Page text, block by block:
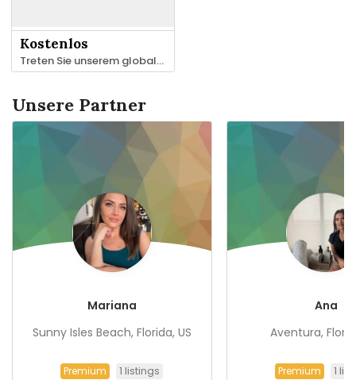
Kostenlos
Treten Sie unserem globalen Netzwerk von Experten für Massage, Therapie & Beauty bei.
Unsere Partner
Mariana
Sunny Isles Beach, Florida, US
Premium 1 listings
Ana
Aventura,
Premium 1